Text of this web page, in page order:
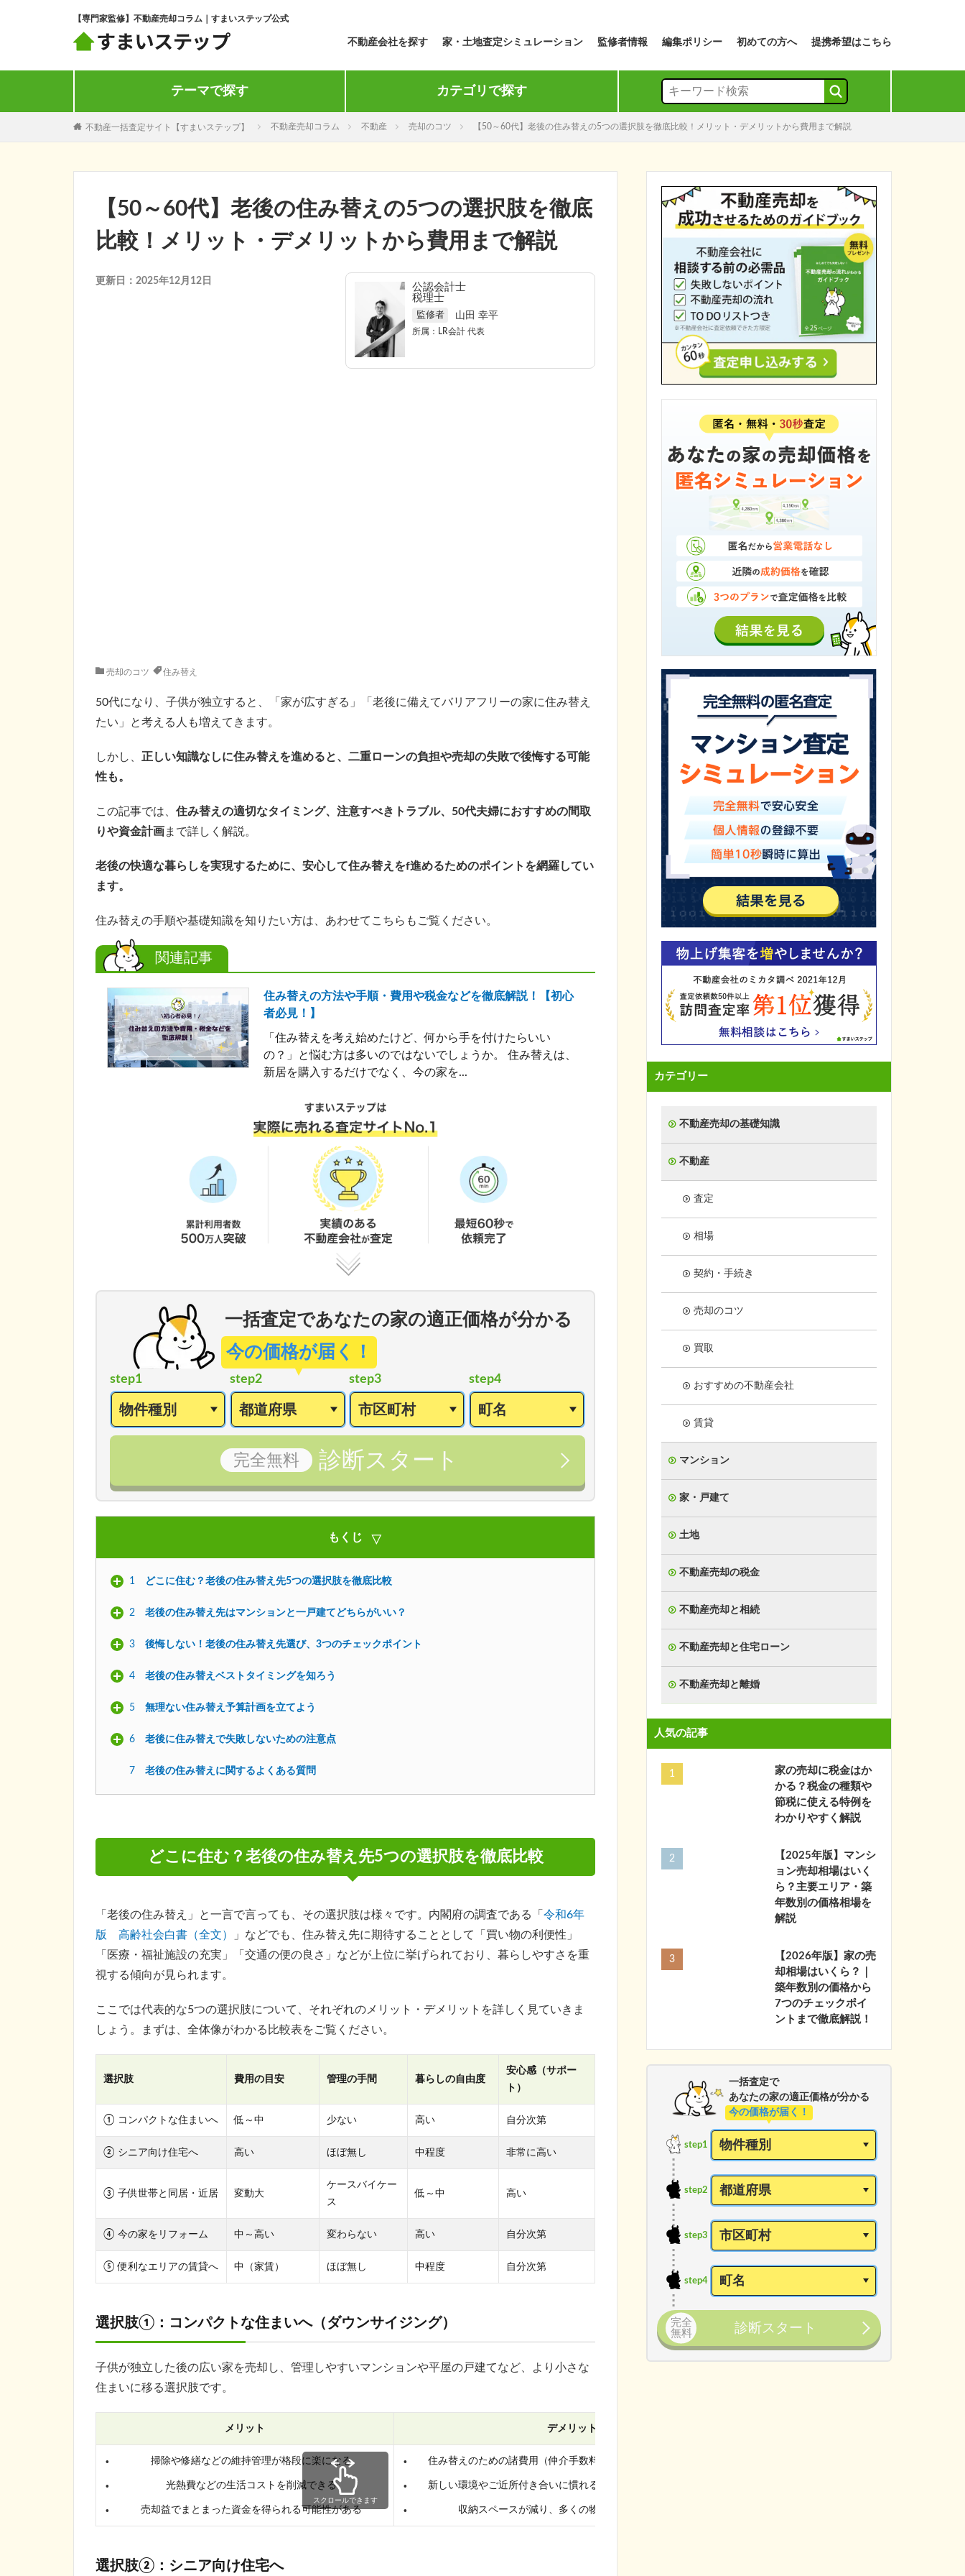
【専門家監修】不動産売却コラム｜すまいステップ公式
不動産会社を探す 家・土地査定シミュレーション 監修者情報 編集ポリシー 初めての方へ 提携希望はこちら
テーマで探す カテゴリで探す
不動産一括査定サイト【すまいステップ】 不動産売却コラム 不動産 売却のコツ 【50～60代】老後の住み替えの5つの選択肢を徹底比較！メリット・デメリットから費用まで解説
【50～60代】老後の住み替えの5つの選択肢を徹底
比較！メリット・デメリットから費用まで解説
更新日：2025年12月12日
公認会計士
税理士
監修者 山田 幸平
所属： LR会計 代表
売却のコツ 住み替え
50代になり、子供が独立すると、「家が広すぎる」「老後に備えてバリアフリーの家に住み替え
たい」と考える人も増えてきます。
しかし、
正しい知識なしに住み替えを進めると、二重ローンの負担や売却の失敗で後悔する可能
性も。
この記事では、 住み替えの適切なタイミング、注意すべきトラブル、50代夫婦におすすめの間取
りや資金計画 まで詳しく解説。
老後の快適な暮らしを実現するために、安心して住み替えをf進めるためのポイントを網羅してい
ます。
住み替えの手順や基礎知識を知りたい方は、あわせてこちらもご覧ください。
関連記事
住み替えの方法や手順・費用や税金などを徹底解説！【初心
者必見！】
「住み替えを考え始めたけど、何から手を付けたらいい
の？」と悩む方は多いのではないでしょうか。 住み替えは、
新居を購入するだけでなく、今の家を...
一括査定であなたの家の適正価格が分かる
今の価格が届く！
step1 step2 step3 step4
完全無料 診断スタート
もくじ
1 どこに住む？老後の住み替え先5つの選択肢を徹底比較
2 老後の住み替え先はマンションと一戸建てどちらがいい？
3 後悔しない！老後の住み替え先選び、3つのチェックポイント
4 老後の住み替えベストタイミングを知ろう
5 無理ない住み替え予算計画を立てよう
6 老後に住み替えで失敗しないための注意点
7 老後の住み替えに関するよくある質問
どこに住む？老後の住み替え先5つの選択肢を徹底比較
「老後の住み替え」と一言で言っても、その選択肢は様々です。内閣府の調査である「 令和6年
版 高齢社会白書（全文）
」などでも、住み替え先に期待することとして「買い物の利便性」
「医療・福祉施設の充実」「交通の便の良さ」などが上位に挙げられており、暮らしやすさを重
視する傾向が見られます。
ここでは代表的な5つの選択肢について、それぞれのメリット・デメリットを詳しく見ていきま
しょう。まずは、全体像がわかる比較表をご覧ください。
選択肢 費用の目安 管理の手間 暮らしの自由度
安心感（サポー
ト）
① コンパクトな住まいへ 低～中 少ない 高い 自分次第
② シニア向け住宅へ 高い ほぼ無し 中程度 非常に高い
③ 子供世帯と同居・近居 変動大
ケースバイケー
ス
低～中 高い
④ 今の家をリフォーム 中～高い 変わらない 高い 自分次第
⑤ 便利なエリアの賃貸へ 中（家賃） ほぼ無し 中程度 自分次第
選択肢①：コンパクトな住まいへ（ダウンサイジング）
子供が独立した後の広い家を売却し、管理しやすいマンションや平屋の戸建てなど、より小さな
住まいに移る選択肢です。
メリット デメリット
掃除や修繕などの維持管理が格段に楽になる
光熱費などの生活コストを削減できる
売却益でまとまった資金を得られる可能性がある
住み替えのための諸費用（仲介手数料、引っ越し代など）がかかる
新しい環境やご近所付き合いに慣れるまで時間がかかる場合がある
収納スペースが減り、多くの物を処分する必要がある
スクロールできます
選択肢②：シニア向け住宅へ
カテゴリー
不動産売却の基礎知識
不動産
査定
相場
契約・手続き
売却のコツ
買取
おすすめの不動産会社
賃貸
マンション
家・戸建て
土地
不動産売却の税金
不動産売却と相続
不動産売却と住宅ローン
不動産売却と離婚
人気の記事
家の売却に税金はか
かる？税金の種類や
節税に使える特例を
わかりやすく解説
【2025年版】マンシ
ョン売却相場はいく
ら？主要エリア・築
年数別の価格相場を
解説
【2026年版】家の売
却相場はいくら？｜
築年数別の価格から
7つのチェックポイ
ントまで徹底解説！
一括査定で
あなたの家の適正価格が分かる
今の価格が届く！
step1
step2
step3
step4
完全
無料
診断スタート